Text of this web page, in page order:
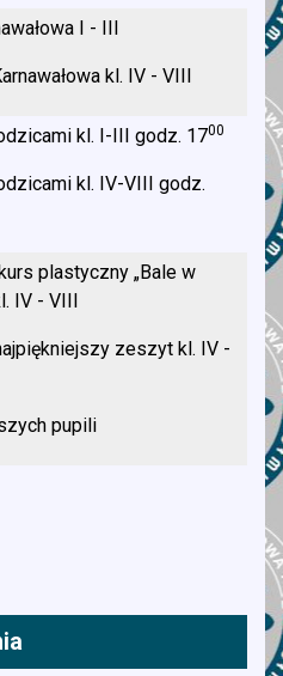
I - III
kl. IV - VIII
kl. I-III godz. 1700
kl. IV-VIII godz.
plastyczny „Bale w
IV - VIII
zeszyt kl. IV -
pupili